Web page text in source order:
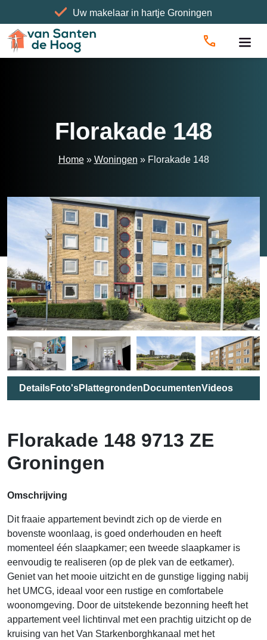
Uw makelaar in hartje Groningen
Woningen »Florakade 148
Florakade 148
Home» Woningen » Florakade 148
DetailsFoto'sPlattegronden DocumentenVideos
Florakade 148 9713 ZE
Groningen
Omschrijving
Dit fraaie appartement bevindt zich op de vierde en
bovenste woonlaag, is goed onderhouden en heeft
momenteel één slaapkamer; een tweede slaapkamer is
eenvoudig te realiseren (op de plek van de eetkamer).
Geniet van het mooie uitzicht en de gunstige ligging nabij
het UMCG, ideaal voor een rustige en comfortabele
woonomgeving. Door de uitstekende bezonning heeft het
appartement veel lichtinval met een prachtig uitzicht op de
kruising van het Van Starkenborghkanaal met het